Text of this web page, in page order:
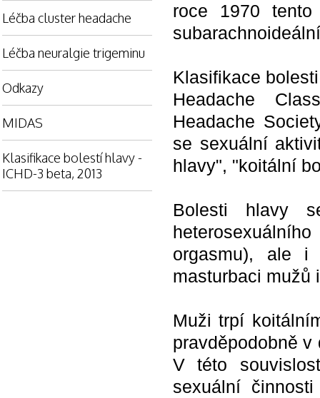
roce 1970
Klasifikace
Headache
Headache
se sexuální
hlavy", "koitální
Bolesti hlavy
orgasmu), ale i
masturbaci mužů
Muži trpí
pravděpodobně
V této
sexuální
Léčba cluster headache
Léčba neuralgie trigeminu
Odkazy
MIDAS
Klasifikace bolestí hlavy -
ICHD-3 beta, 2013